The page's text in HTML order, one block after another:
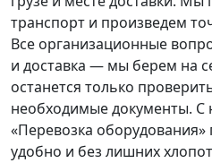
транспорт и произведем
Все организационные
и доставка — мы берем на
останется только
необходимые документы.
«Перевозка
удобно и без лишних